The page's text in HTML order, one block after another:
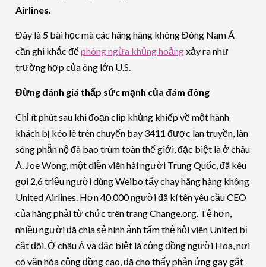
Airlines.
Đây là 5 bài học mà các hãng hàng không Đông Nam Á
cần ghi khắc đểphòng ngừa khủng hoảngxảy ra như
trường hợp của ông lớn U.S.
Đừng đánh giá thấp sức mạnh của đám đông
Chỉ ít phút sau khi đoạn clip khủng khiếp về một hành
khách bị kéo lê trên chuyến bay 3411 được lan truyền, làn
sóng phẫn nộ đã bao trùm toàn thế giới, đặc biệt là ở châu
Á. Joe Wong, một diễn viên hài người Trung Quốc, đã kêu
gọi 2,6 triệu người dùng Weibo tẩy chay hãng hàng không
United Airlines. Hơn 40.000 người đã kí tên yêu cầu CEO
của hãng phải từ chức trên trang Change.org. Tệ hơn,
nhiều người đã chia sẻ hình ảnh tấm thẻ hội viên United bị
cắt đôi. Ở châu Á và đặc biệt là cộng đồng người Hoa, nơi
có văn hóa cộng đồng cao, đã cho thấy phản ứng gay gắt